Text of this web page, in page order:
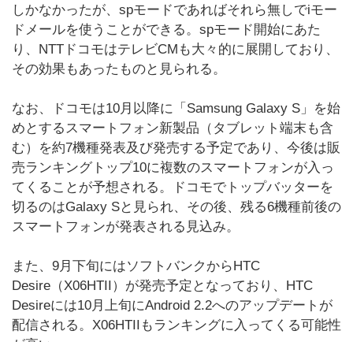
しかなかったが、spモードであればそれら無しでiモー
ドメールを使うことができる。spモード開始にあた
り、NTTドコモはテレビCMも大々的に展開しており、
その効果もあったものと見られる。
なお、ドコモは10月以降に「Samsung Galaxy S」を始
めとするスマートフォン新製品（タブレット端末も含
む）を約7機種発表及び発売する予定であり、今後は販
売ランキングトップ10に複数のスマートフォンが入っ
てくることが予想される。ドコモでトップバッターを
切るのはGalaxy Sと見られ、その後、残る6機種前後の
スマートフォンが発表される見込み。
また、9月下旬にはソフトバンクからHTC
Desire（X06HTII）が発売予定となっており、HTC
Desireには10月上旬にAndroid 2.2へのアップデートが
配信される。X06HTIIもランキングに入ってくる可能性